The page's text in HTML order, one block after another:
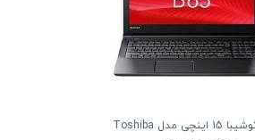
لپتاپ توشیبا 15 اینچی مدل Toshiba